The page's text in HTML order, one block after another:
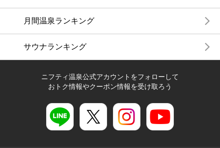
月間温泉ランキング
サウナランキング
ニフティ温泉公式アカウントをフォローして
おトク情報やクーポン情報を受け取ろう